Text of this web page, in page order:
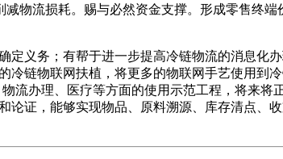
物流损耗。赐与必然资金支撑。形成零售终
务；有帮于进一步提高冷链物流的消息化
链物联网扶植，将更多的物联网手艺使用到
流办理、医疗等方面的使用示范工程，将来将
证，能够实现物品、原料溯源、库存清点、